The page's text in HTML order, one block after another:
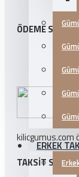
ERKEK
ÖDEME
kilicgumus.com
TAKSIT